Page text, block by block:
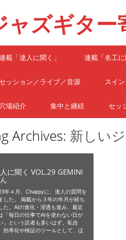
ャズギター
menu
載「達人に聞く」 連載「名工に
セッション／ライブ／音源 スイ
穴場紹介 集中と継続 セッ
Archives: 新しい
に聞く VOL.29 GEMINI
年４月、Chappyに、達人の質問を
した。 掲載から３年の年月が経ち
た。AIの進化・浸透も進み、最近
「毎日の仕事でAIを使わない日が
」という読者も多いはず。私自
効率化や検証のツールとして、ほ